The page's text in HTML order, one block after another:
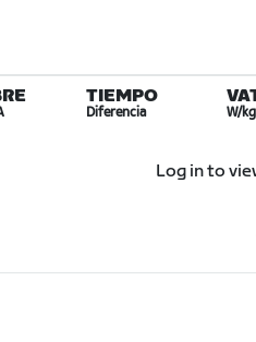
TIEMPO
Diferencia W/kg
Log in to